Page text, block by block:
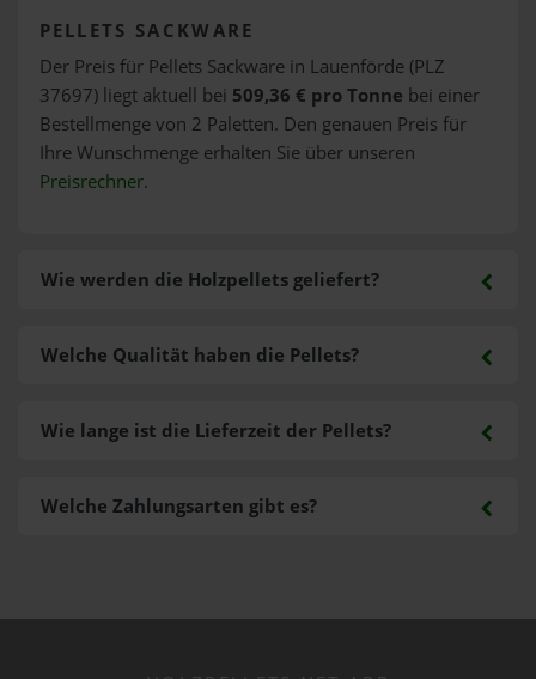
PELLETS SACKWARE
Der Preis für Pellets Sackware in Lauenförde (PLZ
37697) liegt aktuell bei 509,36 € pro Tonne bei einer
Bestellmenge von 2 Paletten. Den genauen Preis für
Ihre Wunschmenge erhalten Sie über unseren
Preisrechner.
Wie werden die Holzpellets geliefert?
Welche Zahlungsarten gibt es?
Welche Qualität haben die Pellets?
Wie lange ist die Lieferzeit der Pellets?